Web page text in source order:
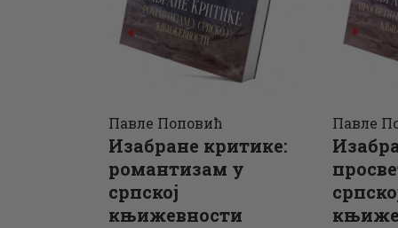
Павле Поповић
Изабране критике:
романтизам у
српској
књижевности
Павле